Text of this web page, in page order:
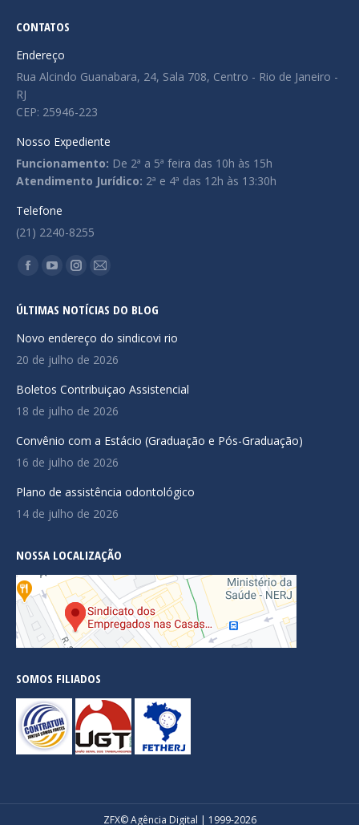
CONTATOS
Endereço
Rua Alcindo Guanabara, 24, Sala 708, Centro - Rio de Janeiro -
RJ
CEP: 25946-223
Nosso Expediente
Funcionamento: De 2ª a 5ª feira das 10h às 15h
Atendimento Jurídico: 2ª e 4ª das 12h às 13:30h
Telefone
(21) 2240-8255
Encontre-nos em:
Facebook
opens
in
new
YouTube
opens
in
new
Instagram
opens
in
new
Mail
opens
in
new
ÚLTIMAS NOTÍCIAS DO BLOG
Novo endereço do sindicovi rio
20 de julho de 2026
Boletos Contribuiçao Assistencial
18 de julho de 2026
Convênio com a Estácio (Graduação e Pós-Graduação)
16 de julho de 2026
Plano de assistência odontológico
14 de julho de 2026
NOSSA LOCALIZAÇÃO
SOMOS FILIADOS
ZFX© Agência Digital | 1999-2026